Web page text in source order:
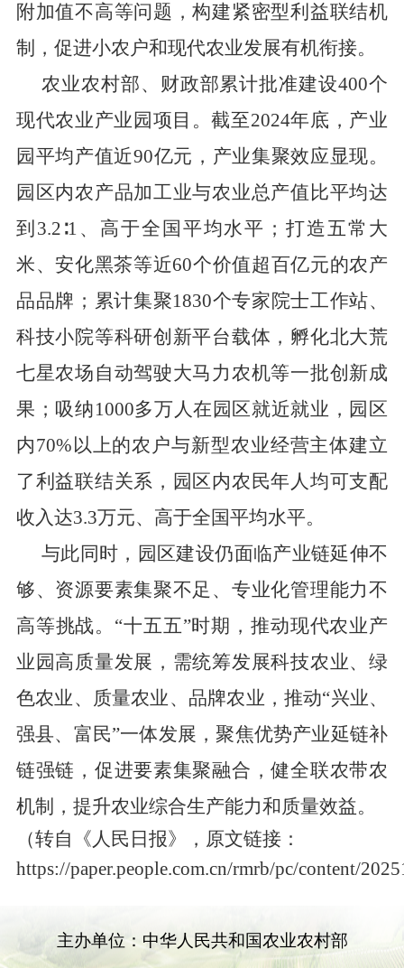
附加值不高等问题，构建紧密型利益联结机
制，促进小农户和现代农业发展有机衔接。
农业农村部、财政部累计批准建设400个
现代农业产业园项目。截至2024年底，产业
园平均产值近90亿元，产业集聚效应显现。
园区内农产品加工业与农业总产值比平均达
到 3.2∶1 、高于全国平均水平；打造五常大
米、安化黑茶等近60个价值超百亿元的农产
品品牌；累计集聚1830个专家院士工作站、
科技小院等科研创新平台载体，孵化北大荒
七星农场自动驾驶大马力农机等一批创新成
果；吸纳1000多万人在园区就近就业，园区
内70% 以上的农户与新型农业经营主体建立
了利益联结关系，园区内农民年人均可支配
收入达3.3万元、高于全国平均水平。
与此同时，园区建设仍面临产业链延伸不
够、资源要素集聚不足、专业化管理能力不
高等挑战。 “十五五”时期，推动现代农业产
业园高质量发展，需统筹发展科技农业、绿
色农业、质量农业、品牌农业，推动“兴业、
强县、富民”一体发展，聚焦优势产业延链补
链强链，促进要素集聚融合，健全联农带农
机制，提升农业综合生产能力和质量效益。
（转自
《人民日报》，原文链接：
https://paper.people.com.cn/rmrb/pc/content/
主办单位：中华人民共和国农业农村部